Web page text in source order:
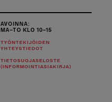
AVOINNA:
MA–TO KLO 10–15
TYÖNTEKIJÖIDEN
YHTEYSTIEDOT
TIETOSUOJASELOSTE
(INFORMOINTIASIAKIRJA)